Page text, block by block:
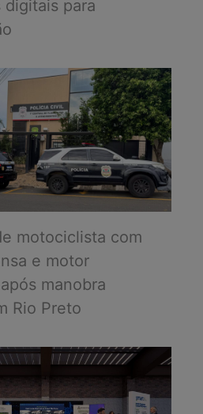
digitais para
motociclista com
e motor
manobra
Rio Preto